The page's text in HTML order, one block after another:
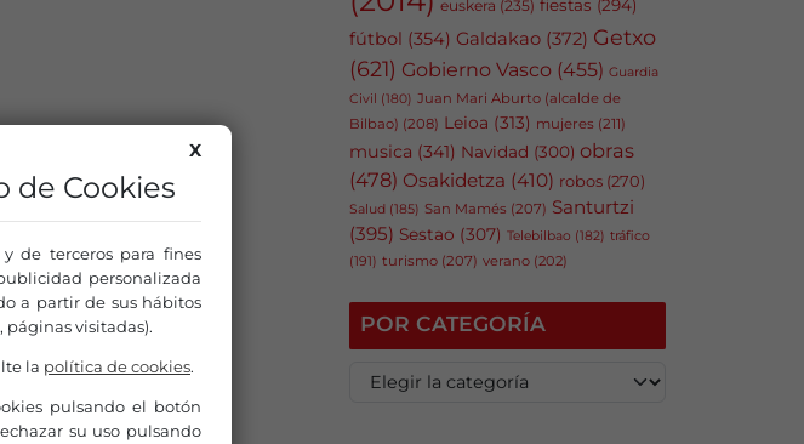
euskera (235) fiestas (294)
fútbol (354) Galdakao (372) Getxo
(621) Gobierno Vasco (455) Guardia
Civil (180) Juan Mari Aburto (alcalde de
Bilbao) (208) Leioa (313) mujeres (211)
musica (341) Navidad (300) obras
(478) Osakidetza (410) robos (270)
Salud (185) San Mamés (207) Santurtzi
(395) Sestao (307) Telebilbao (182) tráfico
(191) turismo (207) verano (202)
POR CATEGORÍA
X
de Cookies
de terceros para fines
personalizada
a partir de sus hábitos
visitadas).
la política de cookies.
pulsando el botón
su uso pulsando